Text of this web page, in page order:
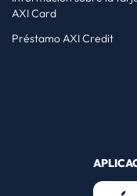
AXI Card
Préstamo AXI Credit